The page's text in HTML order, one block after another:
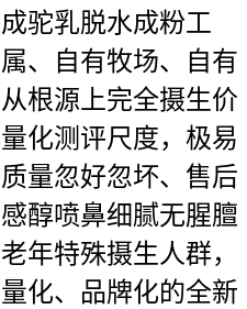
驼乳脱水成粉工
、自有牧场、自有
根源上完全摄生价
化测评尺度，极易
量忽好忽坏、售后
醇喷鼻细腻无腥膻
年特殊摄生人群，
化、品牌化的全新